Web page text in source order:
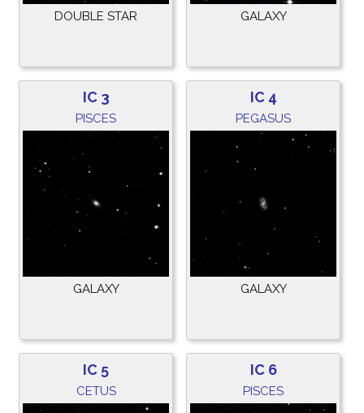
DOUBLE STAR GALAXY
IC 3
PISCES
GALAXY
IC 4
PEGASUS
GALAXY
IC 5
CETUS
IC 6
PISCES